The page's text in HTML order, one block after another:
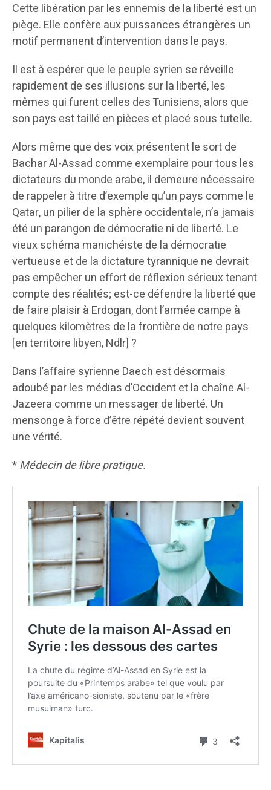
Cette libération par les ennemis de la liberté est un
piège. Elle confère aux puissances étrangères un
motif permanent d’intervention dans le pays.
Il est à espérer que le peuple syrien se réveille
rapidement de ses illusions sur la liberté, les
mêmes qui furent celles des Tunisiens, alors que
son pays est taillé en pièces et placé sous tutelle.
Alors même que des voix présentent le sort de
Bachar Al-Assad comme exemplaire pour tous les
dictateurs du monde arabe, il demeure nécessaire
de rappeler à titre d’exemple qu’un pays comme le
Qatar, un pilier de la sphère occidentale, n’a jamais
été un parangon de démocratie ni de liberté. Le
vieux schéma manichéiste de la démocratie
vertueuse et de la dictature tyrannique ne devrait
pas empêcher un effort de réflexion sérieux tenant
compte des réalités; est-ce défendre la liberté que
de faire plaisir à Erdogan, dont l’armée campe à
quelques kilomètres de la frontière de notre pays
[en territoire libyen, Ndlr] ?
Dans l’affaire syrienne Daech est désormais
adoubé par les médias d’Occident et la chaîne Al-
Jazeera comme un messager de liberté. Un
mensonge à force d’être répété devient souvent
une vérité.
*Médecin de libre pratique.